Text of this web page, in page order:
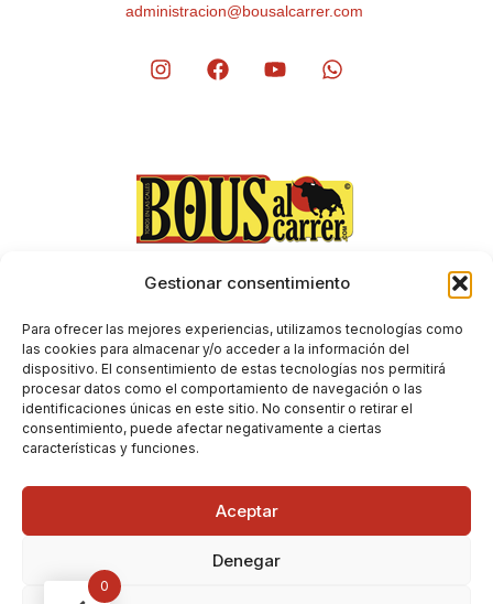
Gestionar consentimiento
Para ofrecer las mejores experiencias, utilizamos tecnologías como
las cookies para almacenar y/o acceder a la información del
dispositivo. El consentimiento de estas tecnologías nos permitirá
procesar datos como el comportamiento de navegación o las
identificaciones únicas en este sitio. No consentir o retirar el
consentimiento, puede afectar negativamente a ciertas
características y funciones.
Aceptar
Denegar
administracion@bousalcarrer.com
Aviso Legal
Envíos y devoluciones
Condiciones generales de contratación
Política de Privacidad
Política de Cookies
0